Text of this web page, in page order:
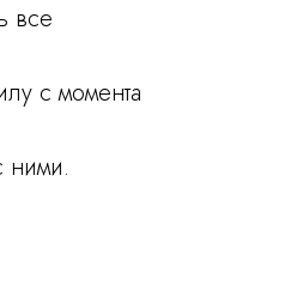
все
с момента
ними.